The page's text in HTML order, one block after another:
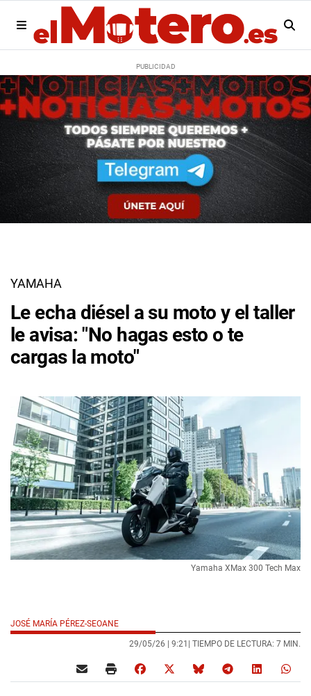
YAMAHA
Le echa diésel a su moto y el taller
le avisa: "No hagas esto o te
cargas la moto"
Yamaha XMax 300 Tech Max
JOSÉ MARÍA PÉREZ-SEOANE
29/05/26 | 9:21 | TIEMPO DE LECTURA: 7 MIN.